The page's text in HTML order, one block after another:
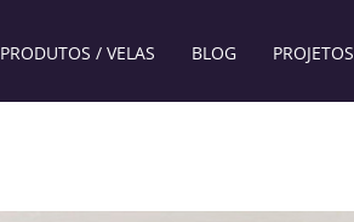
PRODUTOS / VELAS BLOG PROJETOS